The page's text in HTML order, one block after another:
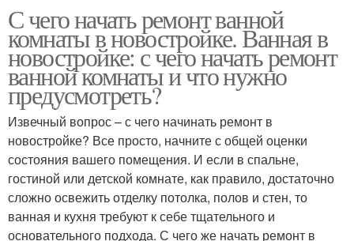
С чего начать ремонт ванной
комнаты в новостройке. Ванная в
новостройке: с чего начать ремонт
ванной комнаты и что нужно
предусмотреть?
Извечный вопрос – с чего начинать ремонт в
новостройке? Все просто, начните с общей оценки
состояния вашего помещения. И если в спальне,
гостиной или детской комнате, как правило, достаточно
сложно освежить отделку потолка, полов и стен, то
ванная и кухня требуют к себе тщательного и
основательного подхода. С чего же начать ремонт в